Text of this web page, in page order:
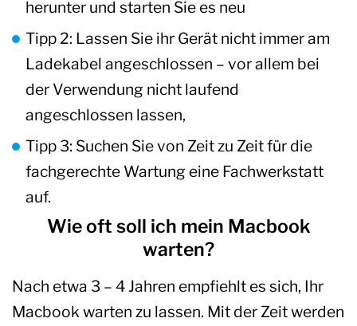
herunter und starten Sie es neu
Tipp 2: Lassen Sie ihr Gerät nicht immer am
Ladekabel angeschlossen – vor allem bei
der Verwendung nicht laufend
angeschlossen lassen,
Tipp 3: Suchen Sie von Zeit zu Zeit für die
fachgerechte Wartung eine Fachwerkstatt
auf.
Wie oft soll ich mein Macbook
warten?
Nach etwa 3 – 4 Jahren empfiehlt es sich, Ihr
Macbook warten zu lassen. Mit der Zeit werden